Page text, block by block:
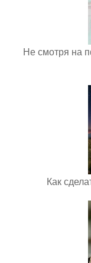
Не смотря на
Как